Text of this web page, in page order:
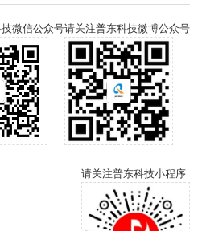
请关注普东科技微博公众号
微信公众号
请关注普东科技小程序